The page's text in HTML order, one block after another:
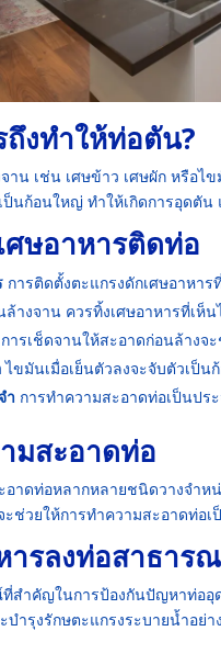
ถึงทำให้ท่อตัน?
าน เช่น เศษข้าว เศษผัก หรือ
ป็นก้อนใหญ่ ทำให้เกิดการอุดตั
ศษอาหารติดท่อ
การติดตั้งตะแกรงดักเศษอาหา
ล้างจาน ควรทิ้งเศษอาหารที่เห็
การเช็ดจานให้สะอาดก่อนล้าง
ไขมันเมื่อเย็นตัวลงจะจับตัวเป็
ำ การทำความสะอาดท่อเป็นปร
สะอาดท่อ
ดท่อหลากหลายชนิดวางจำห
ช่วยให้การทำความสะอาดท่อ
ารลงท่อสาธาร
สำคัญในการป้องกันปัญหาท่ออุ
ำรุงรักษตะแกรงระบายน้ำอย่